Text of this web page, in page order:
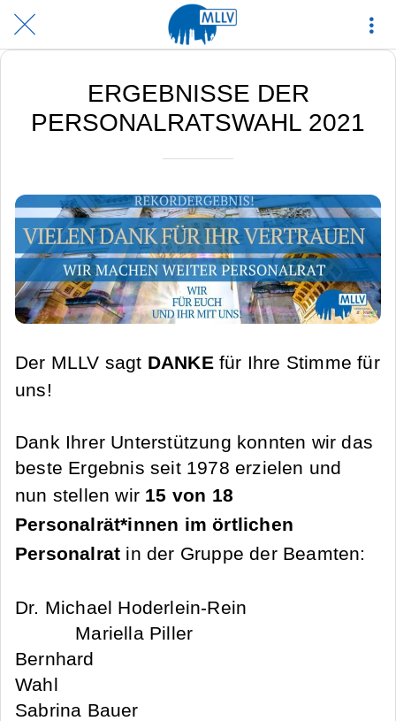
ERGEBNISSE DER
PERSONALRATSWAHL 2021
Der MLLV sagt DANKEfür Ihre Stimme für
uns!
Dank Ihrer Unterstützung konnten wir das
beste Ergebnis seit 1978 erzielen und
nun stellen wir 15 von 18
Personalrät*innen im örtlichen
Personalrat in der Gruppe der Beamten:
Dr. Michael Hoderlein-Rein
Mariella Piller
Bernhard
Wahl
Sabrina Bauer